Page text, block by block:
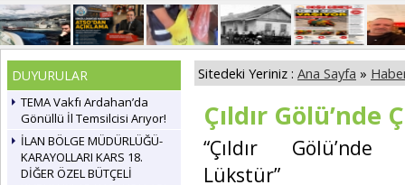
DUYURULAR
TEMA Vakfı Ardahan’da
Gönüllü İl Temsilcisi Arıyor!
İLAN BÖLGE MÜDÜRLÜĞÜ-
KARAYOLLARI KARS 18.
DİĞER ÖZEL BÜTÇELİ
Sitedeki Yeriniz : Ana Sayfa »
Çıldır Gölü’nde
“Çıldır Gölü’nde
Lükstür”